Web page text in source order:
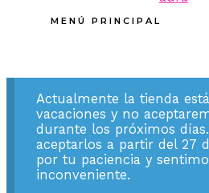
MENÚ PRINCIPAL
Actualmente la tienda
vacaciones y no
durante los próximos
aceptarlos a partir del 27
por tu paciencia y
inconveniente.